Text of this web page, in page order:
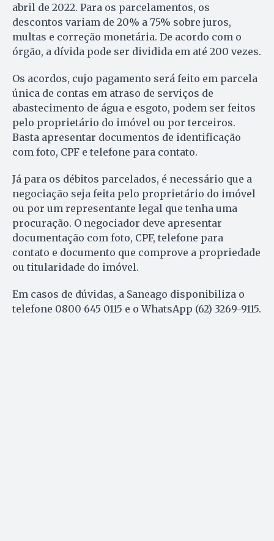
abril de 2022. Para os parcelamentos, os
descontos variam de 20% a 75% sobre juros,
multas e correção monetária. De acordo com o
órgão, a dívida pode ser dividida em até 200 vezes.
Os acordos, cujo pagamento será feito em parcela
única de contas em atraso de serviços de
abastecimento de água e esgoto, podem ser feitos
pelo proprietário do imóvel ou por terceiros.
Basta apresentar documentos de identificação
com foto, CPF e telefone para contato.
Já para os débitos parcelados, é necessário que a
negociação seja feita pelo proprietário do imóvel
ou por um representante legal que tenha uma
procuração. O negociador deve apresentar
documentação com foto, CPF, telefone para
contato e documento que comprove a propriedade
ou titularidade do imóvel.
Em casos de dúvidas, a Saneago disponibiliza o
telefone 0800 645 0115 e o WhatsApp (62) 3269-9115.